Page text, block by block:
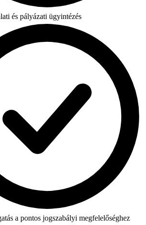
és pályázati ügyintézés
a pontos jogszabályi megfelelőséghez